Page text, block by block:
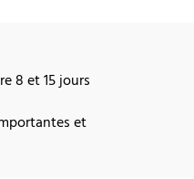
8 et 15 jours
et